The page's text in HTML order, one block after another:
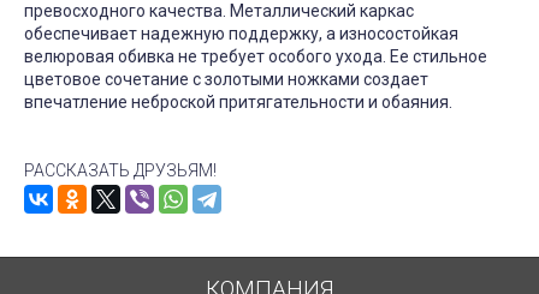
превосходного качества. Металлический каркас
обеспечивает надежную поддержку, а износостойкая
велюровая обивка не требует особого ухода. Ее стильное
цветовое сочетание с золотыми ножками создает
впечатление неброской притягательности и обаяния.
РАССКАЗАТЬ ДРУЗЬЯМ!